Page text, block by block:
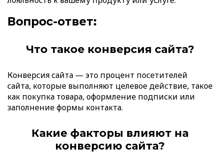
Вопрос-ответ:
Что такое конверсия сайта?
Конверсия сайта — это процент посетителей
сайта, которые выполняют целевое действие, такое
как покупка товара, оформление подписки или
заполнение формы контакта.
Какие факторы влияют на
конверсию сайта?